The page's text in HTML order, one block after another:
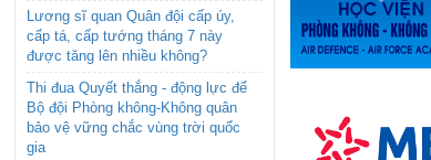
Lương sĩ quan Quân đội cấp úy,
cấp tá, cấp tướng tháng 7 này
được tăng lên nhiều không?
Thi đua Quyết thắng - động lực để
Bộ đội Phòng không-Không quân
bảo vệ vững chắc vùng trời quốc
gia